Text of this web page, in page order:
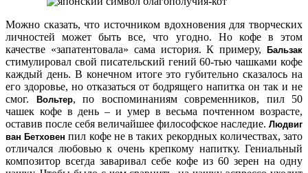
Можно сказать, что источником вдохновения для творческих
личностей может быть все, что угодно. Но кофе в этом
качестве «запатентовала» сама история. К примеру,
Бальзак
стимулировал свой писательский гений 60-тью чашками кофе
каждый день. В конечном итоге это губительно сказалось на
его здоровье, но отказаться от бодрящего напитка он так и не
смог.
Вольтер, по воспоминаниям современников, пил 50
чашек кофе в день – и умер в весьма почтенном возрасте,
оставив после себя величайшее философское наследие. Людвиг
ван Бетховен пил кофе не в таких рекордных количествах, зато
отличался любовью к очень крепкому напитку. Гениальный
композитор всегда заваривал себе кофе из 60 зерен на одну